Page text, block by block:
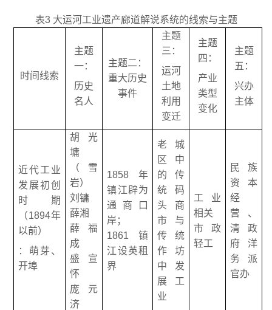
表3 大运河工业遗产廊道解说系统的线索与主题
时间线索
主题
一：
历史
名人
主题二：
重大历史
事件
主题
三：
运河
土地
利用
变迁
主题
四：
产业
类型
变化
主题
五：
兴办
主体
近代工业
发展初创
时期
（1894年
以前）
：萌芽、
开埠
胡光
墉
（雪
岩）
刘镛
薛湘
薛福
成
盛宣
怀
庞元
济
1858年
镇江辟为
通商口
岸；
1861镇
江设英租
界
老城
区中
的传
统码
头商
市与
传统
作坊
中发
展工
业
工业
相关
市政
轻工
民族
资本
经
营、
清政
府洋
务派
官办